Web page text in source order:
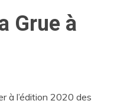
Grue à
à l’édition 2020 des